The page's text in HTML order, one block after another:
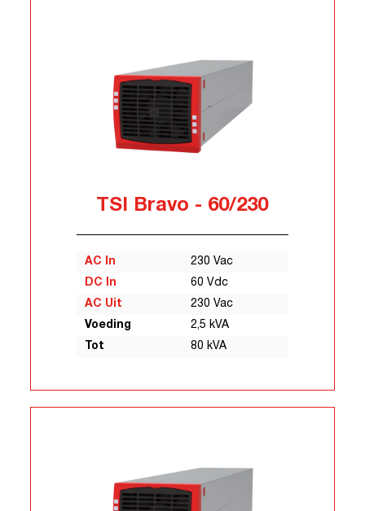
TSI Bravo - 60/230
AC In
230 Vac
DC In
60 Vdc
AC Uit
230 Vac
Voeding
2,5 kVA
Tot
80 kVA